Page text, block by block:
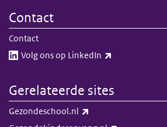
Contact
Contact
Volg ons op LinkedIn​​
Gerelateerde sites
Gezondeschool.nl